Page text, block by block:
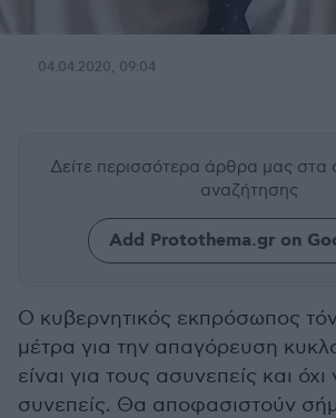
04.04.2020, 09:04
Δείτε περισσότερα άρθρα μας στα
αναζήτησης
Add Protothema.gr on
Ο κυβερνητικός εκπρόσωπος
μέτρα για την απαγόρευση
είναι για τους ασυνεπείς και όχι
συνεπείς. Θα αποφασιστούν